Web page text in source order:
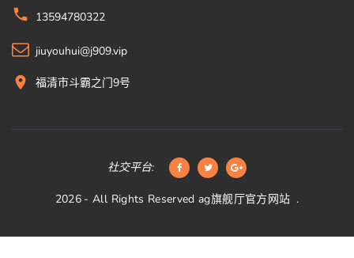
13594780322
jiuyouhui@j909.vip
福清市斗霸之门9号
社交平台:
2026 - All Rights Reservedag旗舰厅官方网站 .